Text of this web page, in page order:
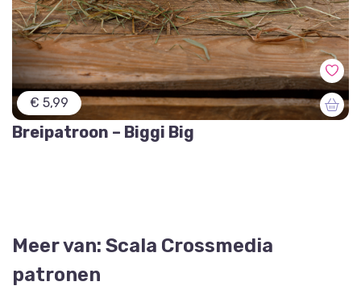
€ 5,99
Breipatroon – Biggi Big
Meer van: Scala Crossmedia
patronen